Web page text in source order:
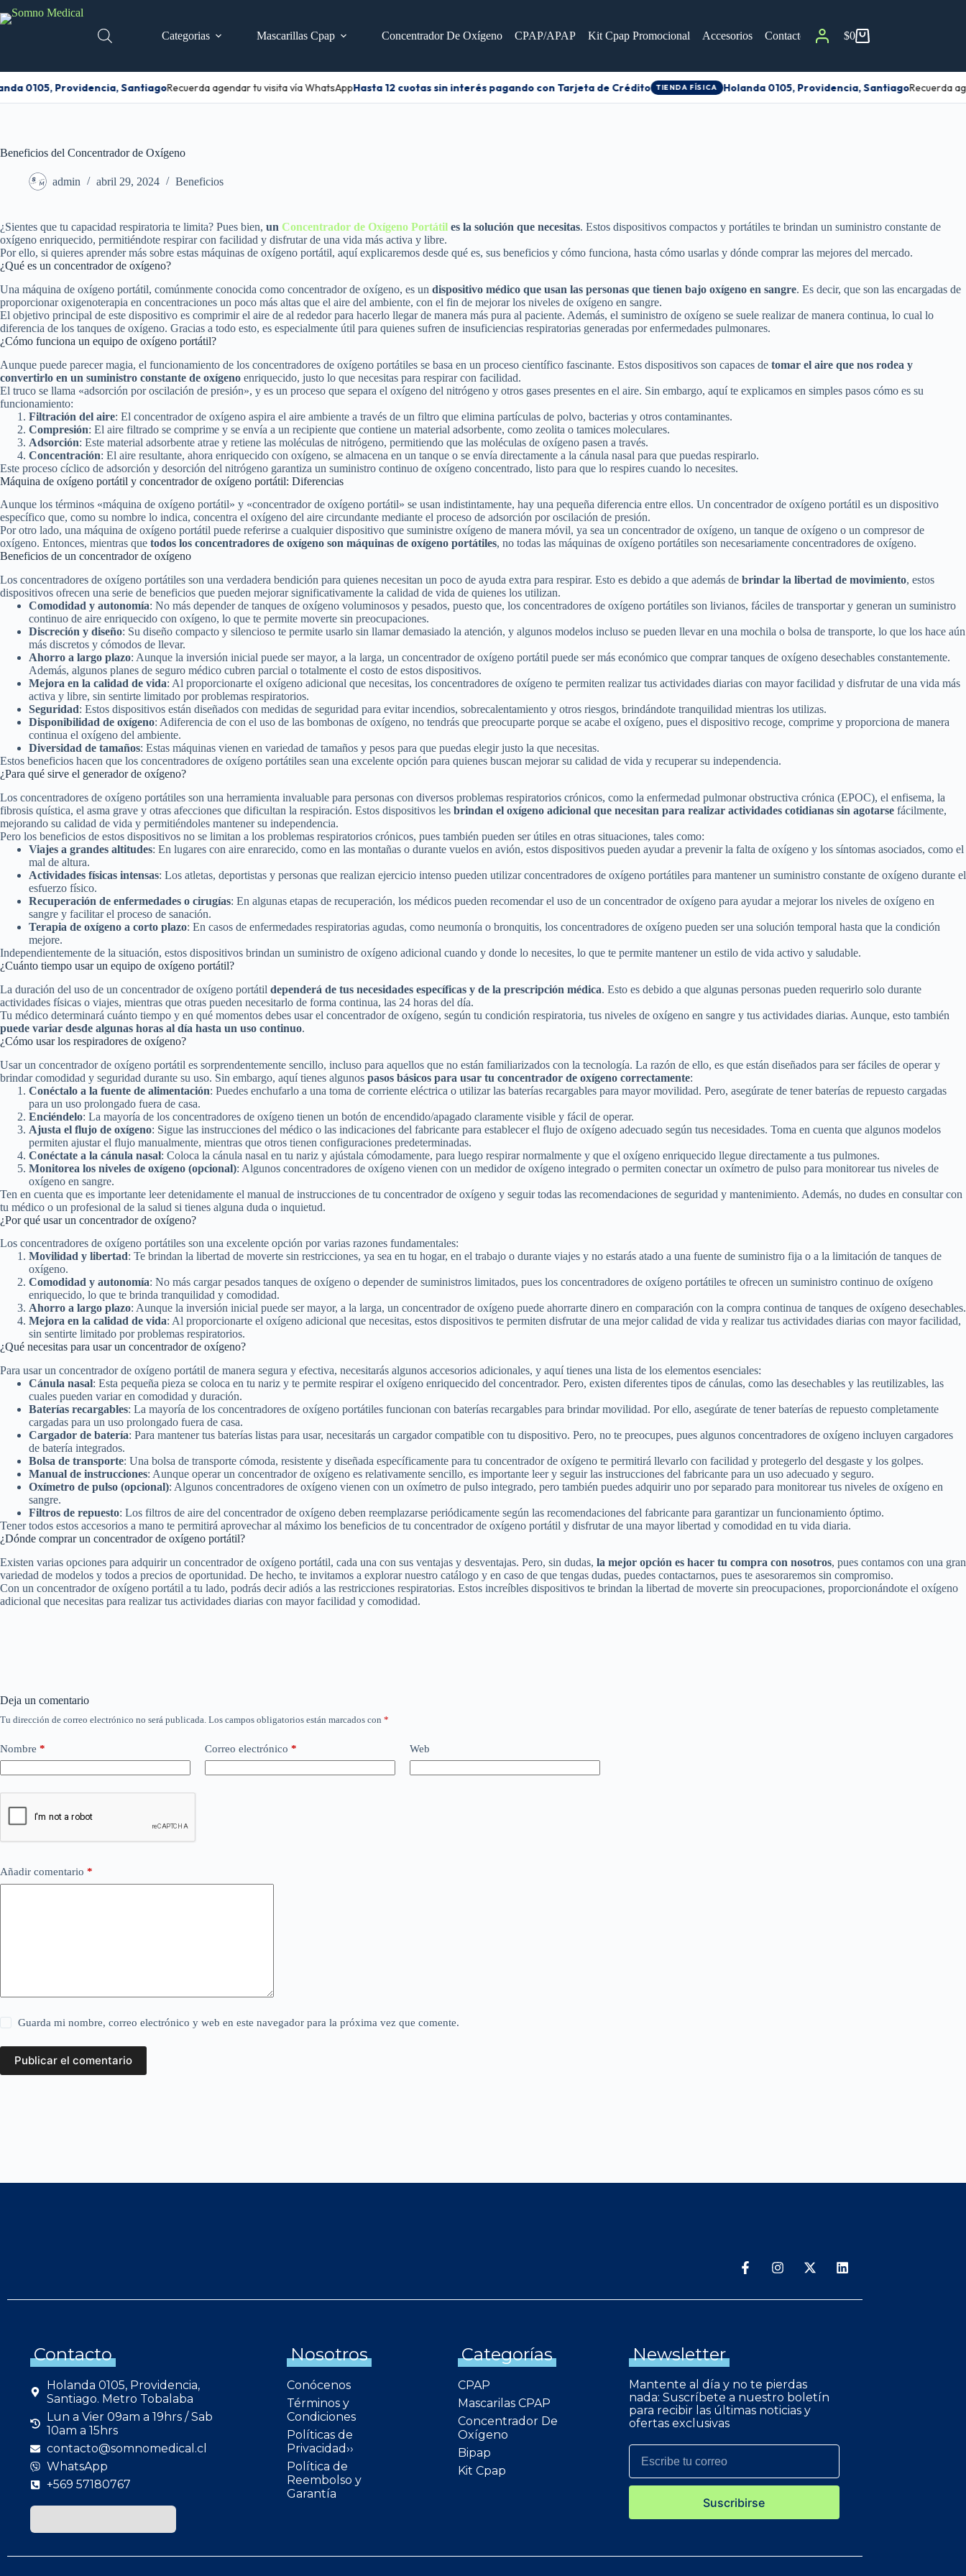
Categorias Mascarillas Cpap Concentrador De Oxígeno CPAP/APAP Kit Cpap Promocional Accesorios Contacto $0
0105, Providencia, SantiagoRecuerda agendar tu visita vía WhatsAppHasta 12 cuotas sin interés pagando con Tarjeta de Crédito TIENDA FÍSICA Holanda 0105, Providencia, SantiagoRecuerda
Beneficios del Concentrador de Oxígeno
admin abril 29, 2024 Beneficios
¿Sientes que tu capacidad respiratoria te limita? Pues bien, un Concentrador de Oxígeno Portátil es la solución que necesitas. Estos dispositivos compactos y portátiles te brindan un suministro constante de
oxígeno enriquecido, permitiéndote respirar con facilidad y disfrutar de una vida más activa y libre.
Por ello, si quieres aprender más sobre estas máquinas de oxígeno portátil, aquí explicaremos desde qué es, sus beneficios y cómo funciona, hasta cómo usarlas y dónde comprar las mejores del mercado.
¿Qué es un concentrador de oxígeno?
Una máquina de oxígeno portátil, comúnmente conocida como concentrador de oxígeno, es un dispositivo médico que usan las personas que tienen bajo oxígeno en sangre. Es decir, que son las encargadas de
proporcionar oxigenoterapia en concentraciones un poco más altas que el aire del ambiente, con el fin de mejorar los niveles de oxígeno en sangre.
El objetivo principal de este dispositivo es comprimir el aire de al rededor para hacerlo llegar de manera más pura al paciente. Además, el suministro de oxígeno se suele realizar de manera continua, lo cual lo
diferencia de los tanques de oxígeno. Gracias a todo esto, es especialmente útil para quienes sufren de insuficiencias respiratorias generadas por enfermedades pulmonares.
¿Cómo funciona un equipo de oxígeno portátil?
Aunque puede parecer magia, el funcionamiento de los concentradores de oxígeno portátiles se basa en un proceso científico fascinante. Estos dispositivos son capaces de tomar el aire que nos rodea y
convertirlo en un suministro constante de oxígeno enriquecido, justo lo que necesitas para respirar con facilidad.
El truco se llama «adsorción por oscilación de presión», y es un proceso que separa el oxígeno del nitrógeno y otros gases presentes en el aire. Sin embargo, aquí te explicamos en simples pasos cómo es su
funcionamiento:
Filtración del aire: El concentrador de oxígeno aspira el aire ambiente a través de un filtro que elimina partículas de polvo, bacterias y otros contaminantes.
Compresión: El aire filtrado se comprime y se envía a un recipiente que contiene un material adsorbente, como zeolita o tamices moleculares.
Adsorción: Este material adsorbente atrae y retiene las moléculas de nitrógeno, permitiendo que las moléculas de oxígeno pasen a través.
Concentración: El aire resultante, ahora enriquecido con oxígeno, se almacena en un tanque o se envía directamente a la cánula nasal para que puedas respirarlo.
Este proceso cíclico de adsorción y desorción del nitrógeno garantiza un suministro continuo de oxígeno concentrado, listo para que lo respires cuando lo necesites.
Máquina de oxígeno portátil y concentrador de oxígeno portátil: Diferencias
Aunque los términos «máquina de oxígeno portátil» y «concentrador de oxígeno portátil» se usan indistintamente, hay una pequeña diferencia entre ellos. Un concentrador de oxígeno portátil es un dispositivo
específico que, como su nombre lo indica, concentra el oxígeno del aire circundante mediante el proceso de adsorción por oscilación de presión.
Por otro lado, una máquina de oxígeno portátil puede referirse a cualquier dispositivo que suministre oxígeno de manera móvil, ya sea un concentrador de oxígeno, un tanque de oxígeno o un compresor de
oxígeno. Entonces, mientras que todos los concentradores de oxígeno son máquinas de oxígeno portátiles, no todas las máquinas de oxígeno portátiles son necesariamente concentradores de oxígeno.
Beneficios de un concentrador de oxígeno
Los concentradores de oxígeno portátiles son una verdadera bendición para quienes necesitan un poco de ayuda extra para respirar. Esto es debido a que además de brindar la libertad de movimiento, estos
dispositivos ofrecen una serie de beneficios que pueden mejorar significativamente la calidad de vida de quienes los utilizan.
Comodidad y autonomía: No más depender de tanques de oxígeno voluminosos y pesados, puesto que, los concentradores de oxígeno portátiles son livianos, fáciles de transportar y generan un suministro
continuo de aire enriquecido con oxígeno, lo que te permite moverte sin preocupaciones.
Discreción y diseño: Su diseño compacto y silencioso te permite usarlo sin llamar demasiado la atención, y algunos modelos incluso se pueden llevar en una mochila o bolsa de transporte, lo que los hace aún
más discretos y cómodos de llevar.
Ahorro a largo plazo: Aunque la inversión inicial puede ser mayor, a la larga, un concentrador de oxígeno portátil puede ser más económico que comprar tanques de oxígeno desechables constantemente.
Además, algunos planes de seguro médico cubren parcial o totalmente el costo de estos dispositivos.
Mejora en la calidad de vida: Al proporcionarte el oxígeno adicional que necesitas, los concentradores de oxígeno te permiten realizar tus actividades diarias con mayor facilidad y disfrutar de una vida más
activa y libre, sin sentirte limitado por problemas respiratorios.
Seguridad: Estos dispositivos están diseñados con medidas de seguridad para evitar incendios, sobrecalentamiento y otros riesgos, brindándote tranquilidad mientras los utilizas.
Disponibilidad de oxígeno: Adiferencia de con el uso de las bombonas de oxígeno, no tendrás que preocuparte porque se acabe el oxígeno, pues el dispositivo recoge, comprime y proporciona de manera
continua el oxígeno del ambiente.
Diversidad de tamaños: Estas máquinas vienen en variedad de tamaños y pesos para que puedas elegir justo la que necesitas.
Estos beneficios hacen que los concentradores de oxígeno portátiles sean una excelente opción para quienes buscan mejorar su calidad de vida y recuperar su independencia.
¿Para qué sirve el generador de oxígeno?
Los concentradores de oxígeno portátiles son una herramienta invaluable para personas con diversos problemas respiratorios crónicos, como la enfermedad pulmonar obstructiva crónica (EPOC), el enfisema, la
fibrosis quística, el asma grave y otras afecciones que dificultan la respiración. Estos dispositivos les brindan el oxígeno adicional que necesitan para realizar actividades cotidianas sin agotarse fácilmente,
mejorando su calidad de vida y permitiéndoles mantener su independencia.
Pero los beneficios de estos dispositivos no se limitan a los problemas respiratorios crónicos, pues también pueden ser útiles en otras situaciones, tales como:
Viajes a grandes altitudes: En lugares con aire enrarecido, como en las montañas o durante vuelos en avión, estos dispositivos pueden ayudar a prevenir la falta de oxígeno y los síntomas asociados, como el
mal de altura.
Actividades físicas intensas: Los atletas, deportistas y personas que realizan ejercicio intenso pueden utilizar concentradores de oxígeno portátiles para mantener un suministro constante de oxígeno durante el
esfuerzo físico.
Recuperación de enfermedades o cirugías: En algunas etapas de recuperación, los médicos pueden recomendar el uso de un concentrador de oxígeno para ayudar a mejorar los niveles de oxígeno en
sangre y facilitar el proceso de sanación.
Terapia de oxígeno a corto plazo: En casos de enfermedades respiratorias agudas, como neumonía o bronquitis, los concentradores de oxígeno pueden ser una solución temporal hasta que la condición
mejore.
Independientemente de la situación, estos dispositivos brindan un suministro de oxígeno adicional cuando y donde lo necesites, lo que te permite mantener un estilo de vida activo y saludable.
¿Cuánto tiempo usar un equipo de oxígeno portátil?
La duración del uso de un concentrador de oxígeno portátil dependerá de tus necesidades específicas y de la prescripción médica. Esto es debido a que algunas personas pueden requerirlo solo durante
actividades físicas o viajes, mientras que otras pueden necesitarlo de forma continua, las 24 horas del día.
Tu médico determinará cuánto tiempo y en qué momentos debes usar el concentrador de oxígeno, según tu condición respiratoria, tus niveles de oxígeno en sangre y tus actividades diarias. Aunque, esto también
puede variar desde algunas horas al día hasta un uso continuo.
¿Cómo usar los respiradores de oxígeno?
Usar un concentrador de oxígeno portátil es sorprendentemente sencillo, incluso para aquellos que no están familiarizados con la tecnología. La razón de ello, es que están diseñados para ser fáciles de operar y
brindar comodidad y seguridad durante su uso. Sin embargo, aquí tienes algunos pasos básicos para usar tu concentrador de oxígeno correctamente:
Conéctalo a la fuente de alimentación: Puedes enchufarlo a una toma de corriente eléctrica o utilizar las baterías recargables para mayor movilidad. Pero, asegúrate de tener baterías de repuesto cargadas
para un uso prolongado fuera de casa.
Enciéndelo: La mayoría de los concentradores de oxígeno tienen un botón de encendido/apagado claramente visible y fácil de operar.
Ajusta el flujo de oxígeno: Sigue las instrucciones del médico o las indicaciones del fabricante para establecer el flujo de oxígeno adecuado según tus necesidades. Toma en cuenta que algunos modelos
permiten ajustar el flujo manualmente, mientras que otros tienen configuraciones predeterminadas.
Conéctate a la cánula nasal: Coloca la cánula nasal en tu nariz y ajústala cómodamente, para luego respirar normalmente y que el oxígeno enriquecido llegue directamente a tus pulmones.
Monitorea los niveles de oxígeno (opcional): Algunos concentradores de oxígeno vienen con un medidor de oxígeno integrado o permiten conectar un oxímetro de pulso para monitorear tus niveles de
oxígeno en sangre.
Ten en cuenta que es importante leer detenidamente el manual de instrucciones de tu concentrador de oxígeno y seguir todas las recomendaciones de seguridad y mantenimiento. Además, no dudes en consultar con
tu médico o un profesional de la salud si tienes alguna duda o inquietud.
¿Por qué usar un concentrador de oxígeno?
Los concentradores de oxígeno portátiles son una excelente opción por varias razones fundamentales:
Movilidad y libertad: Te brindan la libertad de moverte sin restricciones, ya sea en tu hogar, en el trabajo o durante viajes y no estarás atado a una fuente de suministro fija o a la limitación de tanques de
oxígeno.
Comodidad y autonomía: No más cargar pesados tanques de oxígeno o depender de suministros limitados, pues los concentradores de oxígeno portátiles te ofrecen un suministro continuo de oxígeno
enriquecido, lo que te brinda tranquilidad y comodidad.
Ahorro a largo plazo: Aunque la inversión inicial puede ser mayor, a la larga, un concentrador de oxígeno puede ahorrarte dinero en comparación con la compra continua de tanques de oxígeno desechables.
Mejora en la calidad de vida: Al proporcionarte el oxígeno adicional que necesitas, estos dispositivos te permiten disfrutar de una mejor calidad de vida y realizar tus actividades diarias con mayor facilidad,
sin sentirte limitado por problemas respiratorios.
¿Qué necesitas para usar un concentrador de oxígeno?
Para usar un concentrador de oxígeno portátil de manera segura y efectiva, necesitarás algunos accesorios adicionales, y aquí tienes una lista de los elementos esenciales:
Cánula nasal: Esta pequeña pieza se coloca en tu nariz y te permite respirar el oxígeno enriquecido del concentrador. Pero, existen diferentes tipos de cánulas, como las desechables y las reutilizables, las
cuales pueden variar en comodidad y duración.
Baterías recargables: La mayoría de los concentradores de oxígeno portátiles funcionan con baterías recargables para brindar movilidad. Por ello, asegúrate de tener baterías de repuesto completamente
cargadas para un uso prolongado fuera de casa.
Cargador de batería: Para mantener tus baterías listas para usar, necesitarás un cargador compatible con tu dispositivo. Pero, no te preocupes, pues algunos concentradores de oxígeno incluyen cargadores
de batería integrados.
Bolsa de transporte: Una bolsa de transporte cómoda, resistente y diseñada específicamente para tu concentrador de oxígeno te permitirá llevarlo con facilidad y protegerlo del desgaste y los golpes.
Manual de instrucciones: Aunque operar un concentrador de oxígeno es relativamente sencillo, es importante leer y seguir las instrucciones del fabricante para un uso adecuado y seguro.
Oxímetro de pulso (opcional): Algunos concentradores de oxígeno vienen con un oxímetro de pulso integrado, pero también puedes adquirir uno por separado para monitorear tus niveles de oxígeno en
sangre.
Filtros de repuesto: Los filtros de aire del concentrador de oxígeno deben reemplazarse periódicamente según las recomendaciones del fabricante para garantizar un funcionamiento óptimo.
Tener todos estos accesorios a mano te permitirá aprovechar al máximo los beneficios de tu concentrador de oxígeno portátil y disfrutar de una mayor libertad y comodidad en tu vida diaria.
¿Dónde comprar un concentrador de oxígeno portátil?
Existen varias opciones para adquirir un concentrador de oxígeno portátil, cada una con sus ventajas y desventajas. Pero, sin dudas, la mejor opción es hacer tu compra con nosotros, pues contamos con una gran
variedad de modelos y todos a precios de oportunidad. De hecho, te invitamos a explorar nuestro catálogo y en caso de que tengas dudas, puedes contactarnos, pues te asesoraremos sin compromiso.
Con un concentrador de oxígeno portátil a tu lado, podrás decir adiós a las restricciones respiratorias. Estos increíbles dispositivos te brindan la libertad de moverte sin preocupaciones, proporcionándote el oxígeno
adicional que necesitas para realizar tus actividades diarias con mayor facilidad y comodidad.
Deja un comentario
Tu dirección de correo electrónico no será publicada. Los campos obligatorios están marcados con *
Nombre * Correo electrónico * Web
Añadir comentario *
Guarda mi nombre, correo electrónico y web en este navegador para la próxima vez que comente.
Publicar el comentario
Contacto
Holanda 0105, Providencia,
Santiago. Metro Tobalaba
Lun a Vier 09am a 19hrs / Sab
10am a 15hrs
contacto@somnomedical.cl
WhatsApp
+569 57180767
Nosotros
Conócenos
Términos y
Condiciones
Políticas de
Privacidad››
Política de
Reembolso y
Garantía
Categorías
CPAP
Mascarilas CPAP
Concentrador De
Oxígeno
Bipap
Kit Cpap
Newsletter
Mantente al día y no te pierdas
nada: Suscríbete a nuestro boletín
para recibir las últimas noticias y
ofertas exclusivas
Suscribirse